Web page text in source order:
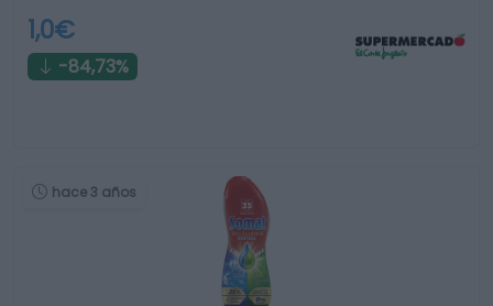
1,0€
-84,73%
hace 3 años